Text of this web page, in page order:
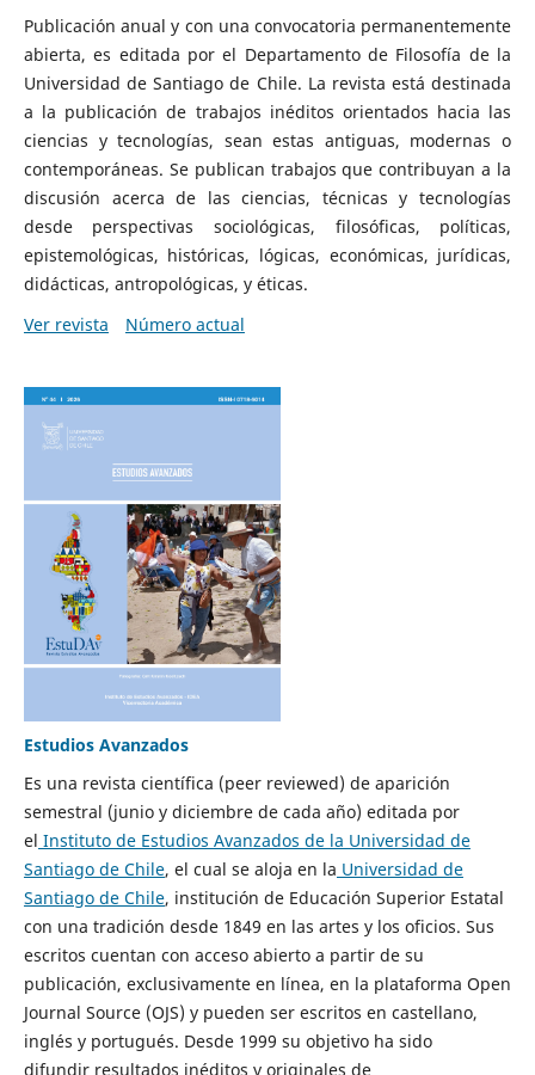
Publicación anual y con una convocatoria permanentemente
abierta, es editada por el Departamento de Filosofía de la
Universidad de Santiago de Chile. La revista está destinada
a la publicación de trabajos inéditos orientados hacia las
ciencias y tecnologías, sean estas antiguas, modernas o
contemporáneas. Se publican trabajos que contribuyan a la
discusión acerca de las ciencias, técnicas y tecnologías
desde perspectivas sociológicas, filosóficas, políticas,
epistemológicas, históricas, lógicas, económicas, jurídicas,
didácticas, antropológicas, y éticas.
Ver revista
Número actual
Estudios Avanzados
Es una revista científica (peer reviewed) de aparición
semestral (junio y diciembre de cada año) editada por
el Instituto de Estudios Avanzados de la Universidad de
Santiago de Chile, el cual se aloja en la Universidad de
Santiago de Chile, institución de Educación Superior Estatal
con una tradición desde 1849 en las artes y los oficios. Sus
escritos cuentan con acceso abierto a partir de su
publicación, exclusivamente en línea, en la plataforma Open
Journal Source (OJS) y pueden ser escritos en castellano,
inglés y portugués. Desde 1999 su objetivo ha sido
difundir resultados inéditos y originales de